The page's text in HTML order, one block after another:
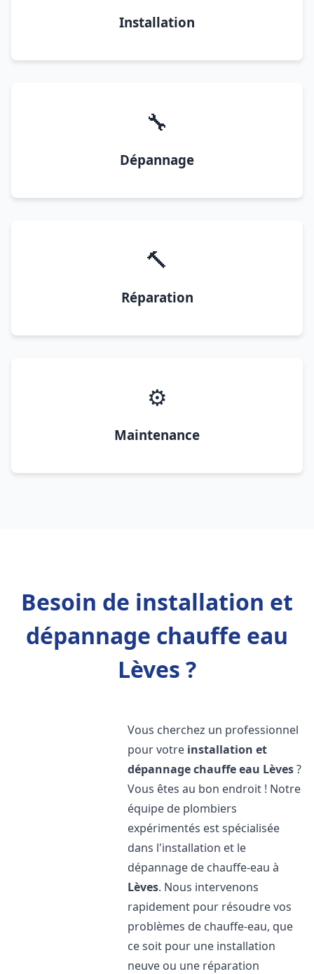
Installation
🔧
Dépannage
🔨
Réparation
⚙️
Maintenance
Besoin de installation et
dépannage chauffe eau
Lèves ?
Vous cherchez un professionnel
pour votre installation et
dépannage chauffe eau Lèves?
Vous êtes au bon endroit ! Notre
équipe de plombiers
expérimentés est spécialisée
dans l'installation et le
dépannage de chauffe-eau à
Lèves. Nous intervenons
rapidement pour résoudre vos
problèmes de chauffe-eau, que
ce soit pour une installation
neuve ou une réparation